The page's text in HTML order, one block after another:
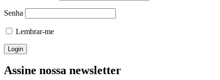
Senha
Lembrar-me
Assine nossa newsletter